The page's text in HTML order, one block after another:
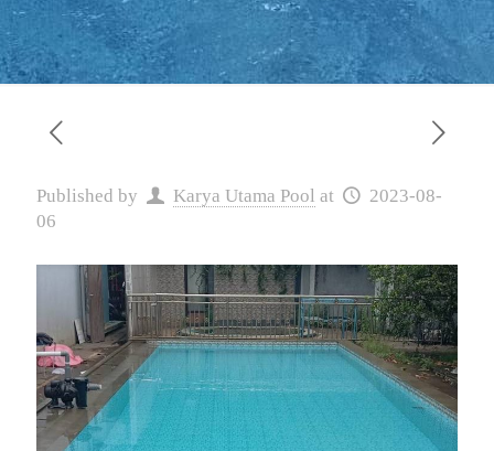
Published by Karya Utama Pool at
2023-08-
06